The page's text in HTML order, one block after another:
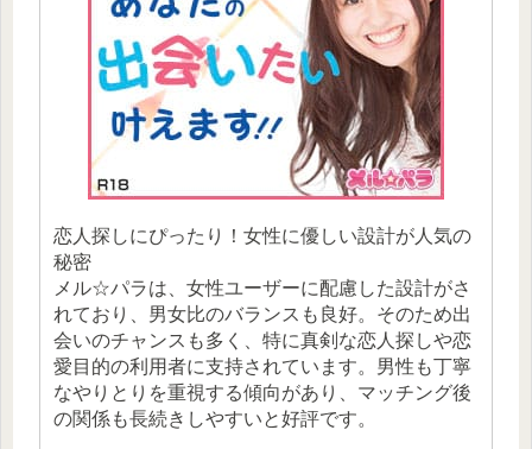
恋人探しにぴったり！女性に優しい設計が人気の
秘密
メル☆パラは、女性ユーザーに配慮した設計がさ
れており、男女比のバランスも良好。そのため出
会いのチャンスも多く、特に真剣な恋人探しや恋
愛目的の利用者に支持されています。男性も丁寧
なやりとりを重視する傾向があり、マッチング後
の関係も長続きしやすいと好評です。